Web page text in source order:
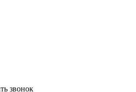
звонок